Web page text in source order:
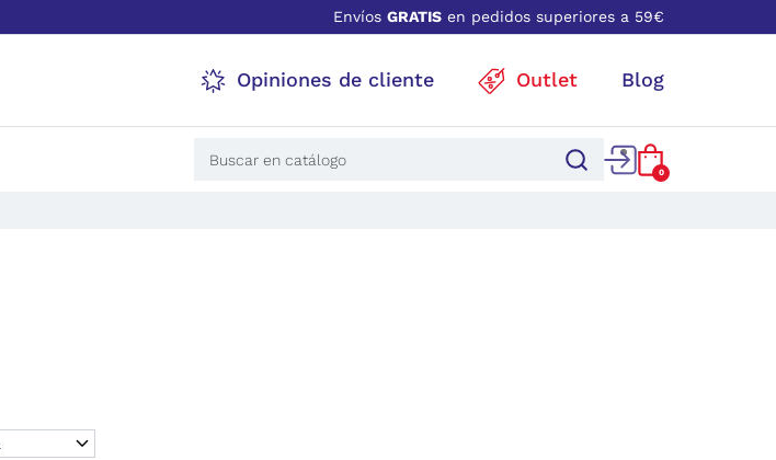
Envíos GRATIS en pedidos superiores a 59€
Opiniones de cliente Outlet Blog
0